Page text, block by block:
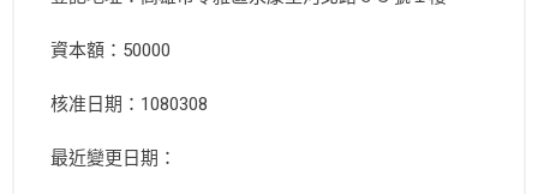
資本額：50000
核准日期：1080308
最近變更日期：